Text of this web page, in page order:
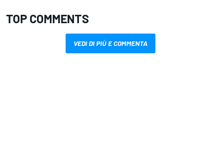
TOP COMMENTS
VEDI DI PIÙ E COMMENTA